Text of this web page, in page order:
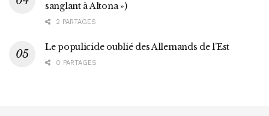
sanglant à Altona »)
2 PARTAGES
Le populicide oublié des Allemands de l’Est
0 PARTAGES